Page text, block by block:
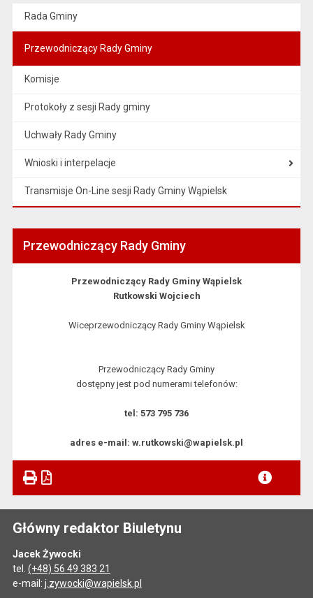
Rada Gminy
Przewodniczący Rady Gminy
Komisje
Protokoły z sesji Rady gminy
Uchwały Rady Gminy
Wnioski i interpelacje
Transmisje On-Line sesji Rady Gminy Wąpielsk
Przewodniczący Rady Gminy
Przewodniczący Rady Gminy Wąpielsk
Rutkowski Wojciech
Wiceprzewodniczący Rady Gminy Wąpielsk
Przewodniczący Rady Gminy
dostępny jest pod numerami telefonów:
tel: 573 795 736
adres e-mail: w.rutkowski@wapielsk.pl
Główny redaktor Biuletynu
Jacek Żywocki
tel. (+48) 56 49 383 21
e-mail: j.zywocki@wapielsk.pl